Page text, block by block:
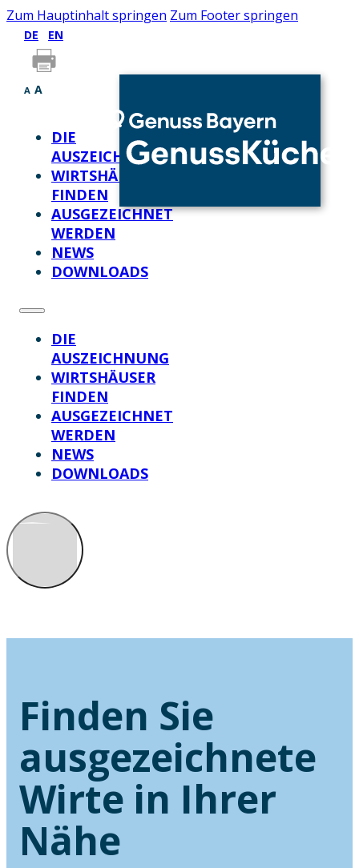
Zum Hauptinhalt springen Zum Footer springen
DE EN
A A
DIE
AUSZEICHNUNG
WIRTSHÄUSER
FINDEN
AUSGEZEICHNET
WERDEN
NEWS
DOWNLOADS
DIE
AUSZEICHNUNG
WIRTSHÄUSER
FINDEN
AUSGEZEICHNET
WERDEN
NEWS
DOWNLOADS
Finden Sie
ausgezeichnete
Wirte in Ihrer
Nähe